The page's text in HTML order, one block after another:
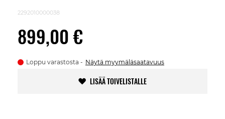
2292010000038
899,00 €
Loppu varastosta Näytä myymäläsaatavuus
LISÄÄ TOIVELISTALLE
images